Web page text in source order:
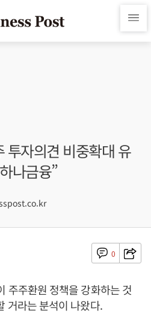
투자의견 비중확대 유
나금융”
0
주주환원 정책을 강화하는 것
거라는 분석이 나왔다.